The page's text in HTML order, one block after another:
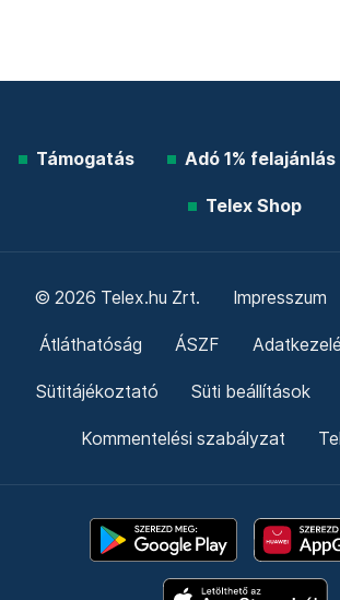
Támogatás Adó 1% felajánlás
Telex Shop
© 2026 Telex.hu Zrt. Impresszum
Átláthatóság ÁSZF
Sütitájékoztató Süti beállítások
Kommentelési szabályzat